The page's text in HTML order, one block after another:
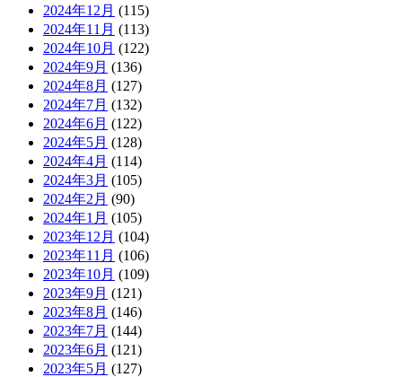
2024年12月 (115)
2024年11月 (113)
2024年10月 (122)
2024年9月 (136)
2024年8月 (127)
2024年7月 (132)
2024年6月 (122)
2024年5月 (128)
2024年4月 (114)
2024年3月 (105)
2024年2月 (90)
2024年1月 (105)
2023年12月 (104)
2023年11月 (106)
2023年10月 (109)
2023年9月 (121)
2023年8月 (146)
2023年7月 (144)
2023年6月 (121)
2023年5月 (127)